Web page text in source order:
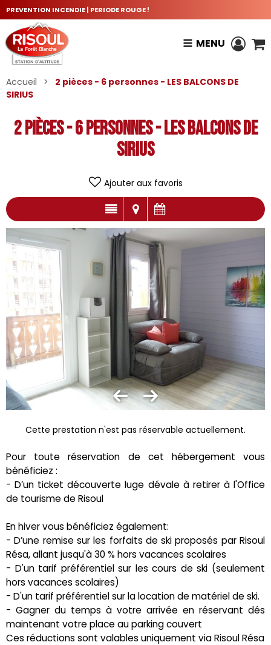
PREVENTION INCENDIE | PERIODE ROUGE !
MENU
Accueil >
2 pièces - 6 personnes - LES BALCONS DE
SIRIUS
2 pièces - 6 personnes - LES BALCONS DE
SIRIUS
Ajouter aux favoris
Cette prestation n'est pas réservable actuellement.
Pour toute réservation de cet hébergement vous
bénéficiez :
- D’un ticket découverte luge dévale à retirer à l'Office
de tourisme de Risoul
En hiver vous bénéficiez également:
- D’une remise sur les forfaits de ski proposés par Risoul
Résa, allant jusqu'à 30 % hors vacances scolaires
- D'un tarif préférentiel sur les cours de ski (seulement
hors vacances scolaires)
- D'un tarif préférentiel sur la location de matériel de ski.
- Gagner du temps à votre arrivée en réservant dés
maintenant votre place au parking couvert
Ces réductions sont valables uniquement via Risoul Résa